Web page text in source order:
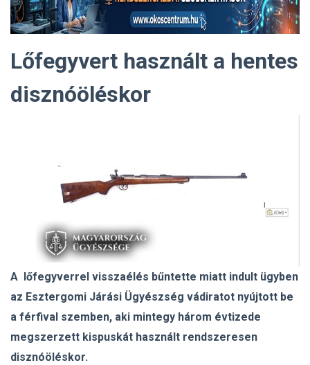
Lőfegyvert használt a hentes
disznóöléskor
A lőfegyverrel visszaélés bűntette miatt indult ügyben
az Esztergomi Járási Ügyészség vádiratot nyújtott be
a férfival szemben, aki mintegy három évtizede
megszerzett kispuskát használt rendszeresen
disznóöléskor.